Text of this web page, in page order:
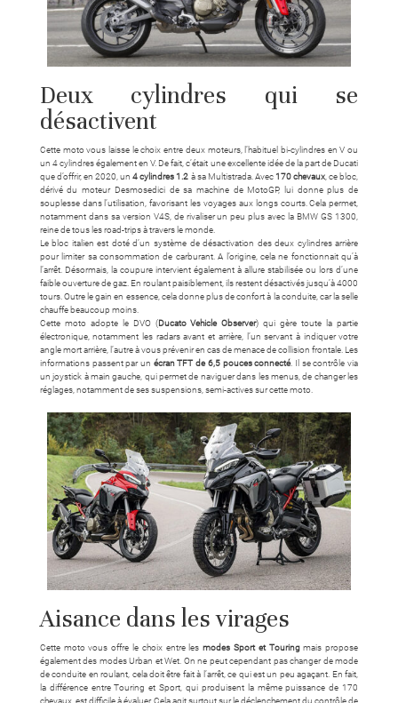
Deux cylindres qui se
désactivent
Cette moto vous laisse le choix entre deux moteurs, l’habituel bi-cylindres en V ou
un 4 cylindres également en V. De fait, c’était une excellente idée de la part de Ducati
que d’offrir, en 2020, un4 cylindres 1.2 à sa Multistrada. Avec170 chevaux , ce bloc,
dérivé du moteur Desmosedici de sa machine de MotoGP, lui donne plus de
souplesse dans l’utilisation, favorisant les voyages aux longs courts. Cela permet,
notamment dans sa version V4S, de rivaliser un peu plus avec la BMW GS 1300,
reine de tous les road-trips à travers le monde.
Le bloc italien est doté d’un système de désactivation des deux cylindres arrière
pour limiter sa consommation de carburant. A l’origine, cela ne fonctionnait qu’à
l’arrêt. Désormais, la coupure intervient également à allure stabilisée ou lors d’une
faible ouverture de gaz. En roulant paisiblement, ils restent désactivés jusqu’à 4000
tours. Outre le gain en essence, cela donne plus de confort à la conduite, car la selle
chauffe beaucoup moins.
Cette moto adopte le DVO (Ducato Vehicle Observer) qui gère toute la partie
électronique, notamment les radars avant et arrière, l’un servant à indiquer votre
angle mort arrière, l’autre à vous prévenir en cas de menace de collision frontale. Les
informations passent par un écran TFT de 6,5 pouces connecté. Il se contrôle via
un joystick à main gauche, qui permet de naviguer dans les menus, de changer les
réglages, notamment de ses suspensions, semi-actives sur cette moto.
Aisance dans les virages
Cette moto vous offre le choix entre les modes Sport et Touringmais propose
également des modes Urban et Wet. On ne peut cependant pas changer de mode
de conduite en roulant, cela doit être fait à l’arrêt, ce qui est un peu agaçant. En fait,
la différence entre Touring et Sport, qui produisent la même puissance de 170
chevaux, est difficile à évaluer. Cela agit surtout sur le déclenchement du contrôle de